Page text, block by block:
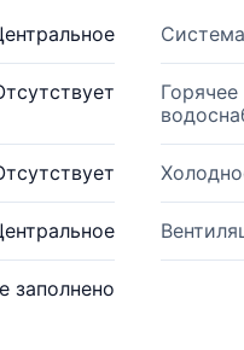
Горячее
заполнено